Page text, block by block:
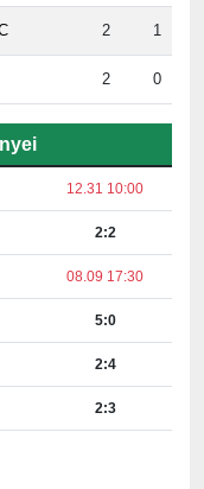
2 0
2:2
08.09 17:30
5:0
2:4
2:3